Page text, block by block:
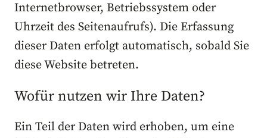
Internetbrowser, Betriebssystem oder
Uhrzeit des Seitenaufrufs). Die Erfassung
dieser Daten erfolgt automatisch, sobald Sie
diese Website betreten.
Wofür nutzen wir Ihre Daten?
Ein Teil der Daten wird erhoben, um eine